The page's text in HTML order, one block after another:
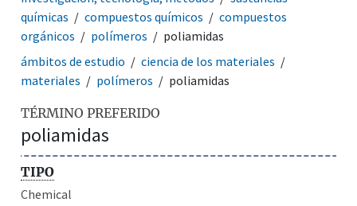
químicas
compuestos químicos
compuestos
orgánicos
polímeros
poliamidas
ámbitos de estudio
ciencia de los materiales
materiales
polímeros poliamidas
TÉRMINO PREFERIDO
poliamidas
TIPO
Chemical